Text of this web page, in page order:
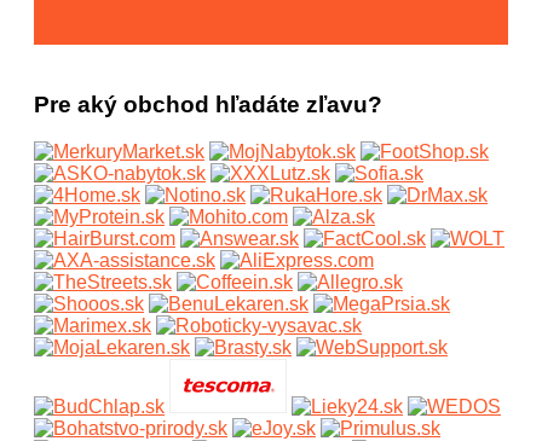
Pre aký obchod hľadáte zľavu?